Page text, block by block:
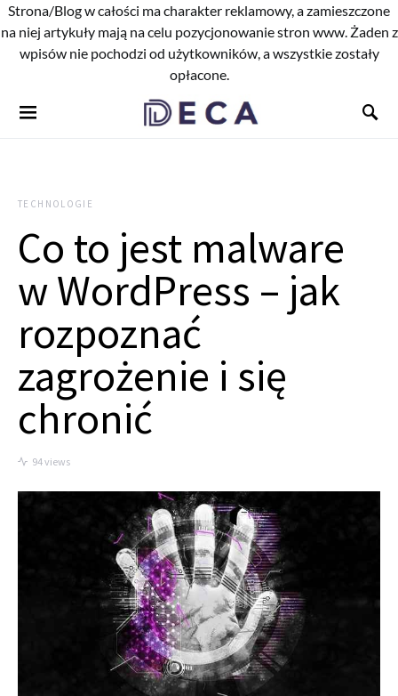
Strona/Blog w całości ma charakter reklamowy, a zamieszczone
na niej artykuły mają na celu pozycjonowanie stron www. Żaden z
wpisów nie pochodzi od użytkowników, a wszystkie zostały
opłacone.
TECHNOLOGIE
Co to jest malware
w WordPress – jak
rozpoznać
zagrożenie i się
chronić
94 views